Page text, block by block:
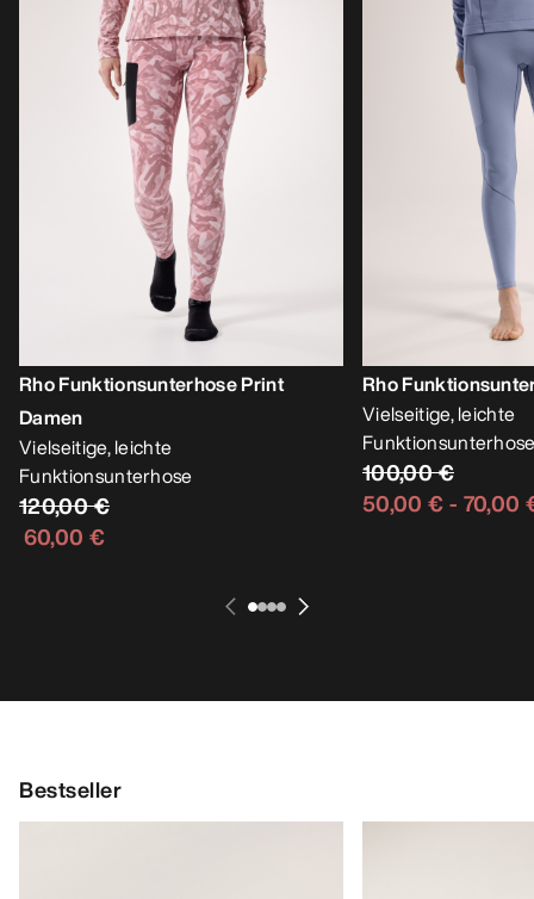
Rho Funktionsunterhose Print
Damen
Vielseitige, leichte
Funktionsunterhose
120,00 €
60,00 €
Rho
Vielseitige, leichte
100,00 €
50,00 €- 70,00
Bestseller